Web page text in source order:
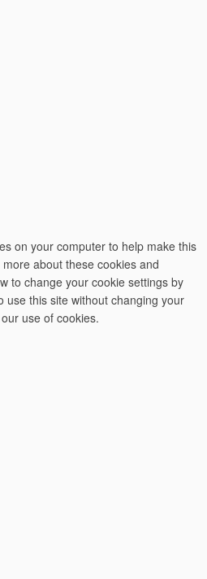
on your computer to help make this
about these cookies and
to change your cookie settings by
use this site without changing your
use of cookies.